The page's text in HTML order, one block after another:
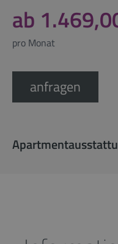
ab
pro Monat
anfragen